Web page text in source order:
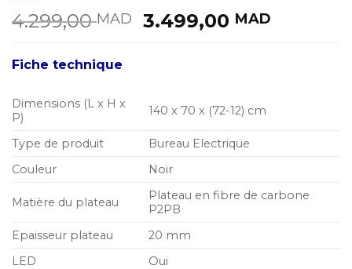
4.299,00MAD
Le
3.499,00 MAD
Fiche technique
Dimensions (L x H x
P)
140 x 70 x (72-12) cm
Type de produit
Bureau Electrique
Couleur
Noir
Matière du plateau
Plateau en fibre de carbone
P2PB
Epaisseur plateau
20 mm
LED
Oui